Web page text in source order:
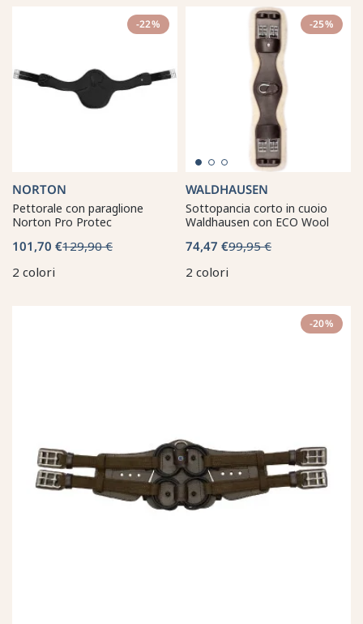
-22%
NORTON
Pettorale con paraglione
Norton Pro Protec
101,70 €129,90 €
2 colori
-25%
WALDHAUSEN
Sottopancia corto in cuoio
Waldhausen con ECO Wool
74,47 €99,95 €
2 colori
-20%